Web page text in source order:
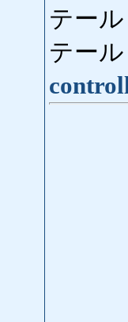
テー
テー